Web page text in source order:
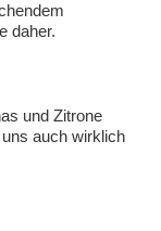
daher.
und Zitrone
auch wirklich